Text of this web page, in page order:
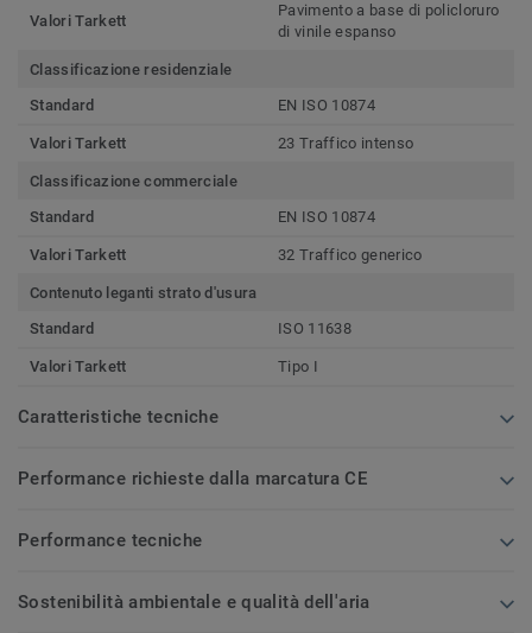
Valori Tarkett
Pavimento a base di policloruro
di vinile espanso
Classificazione residenziale
Standard
EN ISO 10874
Valori Tarkett 23 Traffico intenso
Classificazione commerciale
Standard
EN ISO 10874
Valori Tarkett 32 Traffico generico
Contenuto leganti strato d'usura
Standard
ISO 11638
Valori Tarkett Tipo I
Caratteristiche tecniche
Performance richieste dalla marcatura CE
Performance tecniche
Sostenibilità ambientale e qualità dell'aria